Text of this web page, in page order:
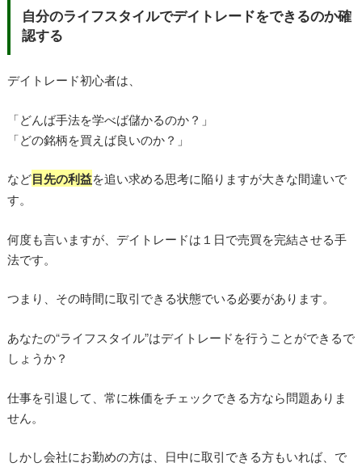
自分のライフスタイルでデイトレードをできるのか確
認する
デイトレード初心者は、
「どんば手法を学べば儲かるのか？」
「どの銘柄を買えば良いのか？」
など目先の利益を追い求める思考に陥りますが大きな間違いで
す。
何度も言いますが、デイトレードは１日で売買を完結させる手
法です。
つまり、その時間に取引できる状態でいる必要があります。
あなたの“ライフスタイル”はデイトレードを行うことができるで
しょうか？
仕事を引退して、常に株価をチェックできる方なら問題ありま
せん。
しかし会社にお勤めの方は、日中に取引できる方もいれば、で